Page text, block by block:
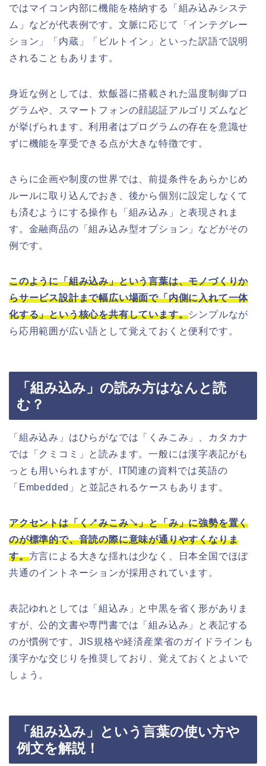
ではマイコン内部に機能を格納する「組み込みシステ
ム」などが代表例です。文脈に応じて「インテグレー
ション」「内蔵」「ビルトイン」といった訳語で説明
されることもあります。
身近な例としては、炊飯器に搭載された温度制御プロ
グラムや、スマートフォンの顔認証アルゴリズムなど
が挙げられます。利用者はプログラムの存在を意識せ
ずに機能を享受できる点が大きな特徴です。
さらに企画や制度の世界では、前提条件をあらかじめ
ルールに取り込んでおき、後から個別に設定しなくて
も済むようにする操作も「組み込み」と表現されま
す。金融商品の「組み込み型オプション」などがその
例です。
このように「組み込み」という言葉は、モノづくりか
らサービス設計まで幅広い場面で「内側に入れて一体
化する」という核心を共有しています。シンプルなが
ら応用範囲が広い語として覚えておくと便利です。
「組み込み」の読み方はなんと読
む？
「組み込み」はひらがなでは「くみこみ」、カタカナ
では「クミコミ」と読みます。一般には漢字表記がも
っとも用いられますが、IT関連の資料では英語の
「Embedded」と並記されるケースもあります。
アクセントは「く↗みこみ↘」と「み」に強勢を置く
のが標準的で、音読の際に意味が通りやすくなりま
す。方言による大きな揺れは少なく、日本全国でほぼ
共通のイントネーションが採用されています。
表記ゆれとしては「組込み」と中黒を省く形がありま
すが、公的文書や専門書では「組み込み」と表記する
のが慣例です。JIS規格や経済産業省のガイドラインも
漢字かな交じりを推奨しており、覚えておくとよいで
しょう。
「組み込み」という言葉の使い方や
例文を解説！